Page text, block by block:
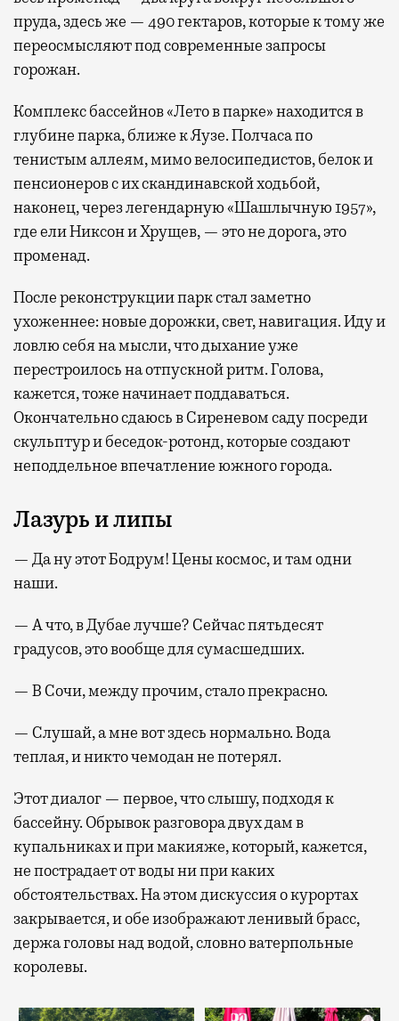
пруда, здесь же — 490 гектаров, которые к тому же
переосмысляют под современные запросы
горожан.
Комплекс бассейнов «Лето в парке» находится в
глубине парка, ближе к Яузе. Полчаса по
тенистым аллеям, мимо велосипедистов, белок и
пенсионеров с их скандинавской ходьбой,
наконец, через легендарную «Шашлычную 1957»,
где ели Никсон и Хрущев, — это не дорога, это
променад.
После реконструкции парк стал заметно
ухоженнее: новые дорожки, свет, навигация. Иду и
ловлю себя на мысли, что дыхание уже
перестроилось на отпускной ритм. Голова,
кажется, тоже начинает поддаваться.
Окончательно сдаюсь в Сиреневом саду посреди
скульптур и беседок-ротонд, которые создают
неподдельное впечатление южного города.
Лазурь и липы
— Да ну этот Бодрум! Цены космос, и там одни
наши.
— А что, в Дубае лучше? Сейчас пятьдесят
градусов, это вообще для сумасшедших.
— В Сочи, между прочим, стало прекрасно.
— Слушай, а мне вот здесь нормально. Вода
теплая, и никто чемодан не потерял.
Этот диалог — первое, что слышу, подходя к
бассейну. Обрывок разговора двух дам в
купальниках и при макияже, который, кажется,
не пострадает от воды ни при каких
обстоятельствах. На этом дискуссия о курортах
закрывается, и обе изображают ленивый брасс,
держа головы над водой, словно ватерпольные
королевы.